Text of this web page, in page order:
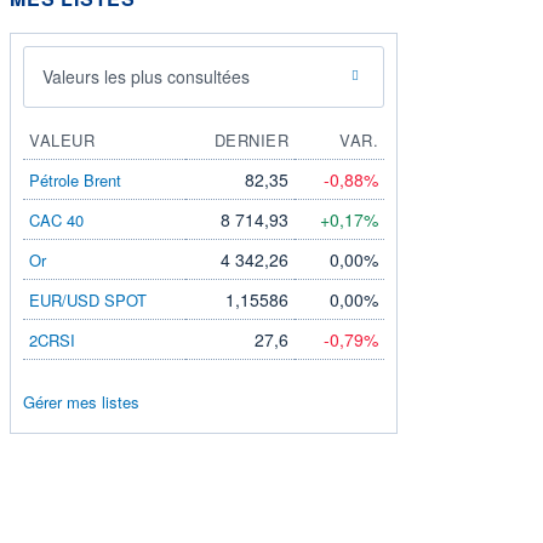
Valeurs les plus consultées
VALEUR DERNIER
VAR.
Pétrole Brent
82,35 -0,88%
CAC 40 8 714,93 +0,17%
Or 4 342,26 0,00%
EUR/USD SPOT 1,15586 0,00%
2CRSI 27,6 -0,79%
Gérer mes listes